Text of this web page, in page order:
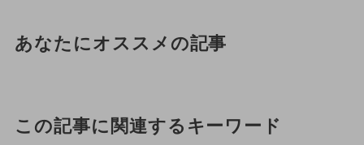
あなたにオススメの記事
この記事に関連するキーワード